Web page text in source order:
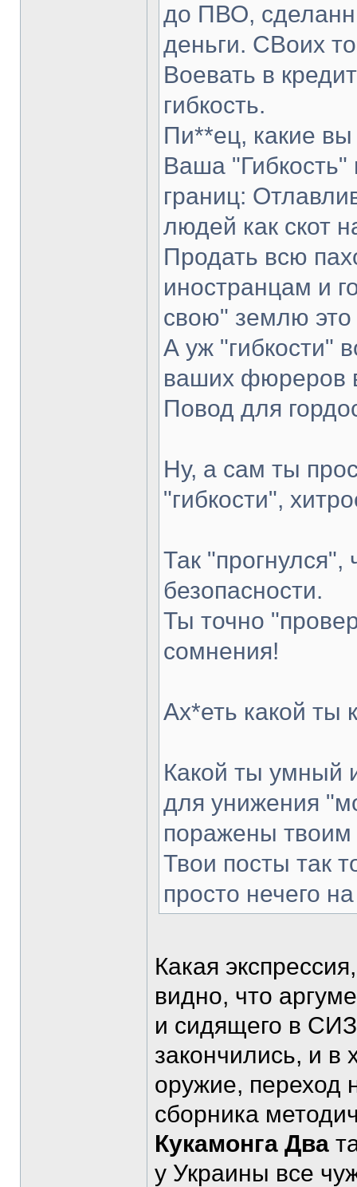
до ПВО,
деньги. СВоих
Воевать в
гибкость.
Пи**ец, какие вы
Ваша "Гибкость"
границ:
людей как скот
Продать всю
иностранцам и
свою" землю
А уж "гибкости"
ваших фюреров
Повод для
Ну, а сам ты
"гибкости",
Так
безопасности.
Ты точно
сомнения!
Ах*еть какой ты
Какой ты умный
для унижения
поражены твоим
Твои посты так
просто нечего
Какая
видно, что
и сидящего в
закончились, и
оружие, переход
сборника
Кукамонга Два
у Украины все